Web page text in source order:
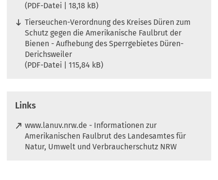
PDF-Datei
18,18 kB
Tierseuchen-Verordnung des Kreises Düren zum
Schutz gegen die Amerikanische Faulbrut der
Bienen - Aufhebung des Sperrgebietes Düren-
Derichsweiler
PDF-Datei 115,84 kB
Links
www.lanuv.nrw.de - Informationen zur
Amerikanischen Faulbrut des Landesamtes für
Natur, Umwelt und Verbraucherschutz NRW